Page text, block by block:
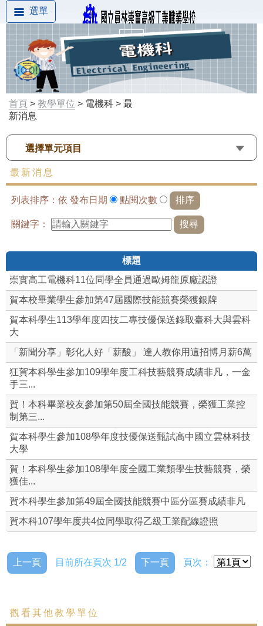
選單
首頁 > 教學單位 > 電機科 > 最
新消息
選擇單元項目
最新消息
列表排序：依 發布日期 點閱次數
關鍵字：
標題
崇實高工電機科11位同學全員通過歐姆龍原廠認證
賀本校畢業學生參加第47屆國際技能競賽榮獲銀牌
賀本科學生113學年度四技二專技優保送錄取臺科大與雲科
大
「新聞分享」彰化人好「薪酸」 達人教你用這招博月薪6萬
狂賀本科學生參加109學年度工科技藝競賽成績非凡，一金
手三...
賀！本科畢業校友參加第50屆全國技能競賽，榮獲工業控
制第三...
賀本科學生參加108學年度技優保送甄試高中國立雲林科技
大學
賀！本科學生參加108學年度全國工業類學生技藝競賽，榮
獲佳...
賀本科學生參加第49屆全國技能競賽中區分區賽成績非凡
賀本科107學年度共4位同學取得乙級工業配線證照
上一頁 目前所在頁次 1/2 下一頁 頁次：
觀看其他教學單位